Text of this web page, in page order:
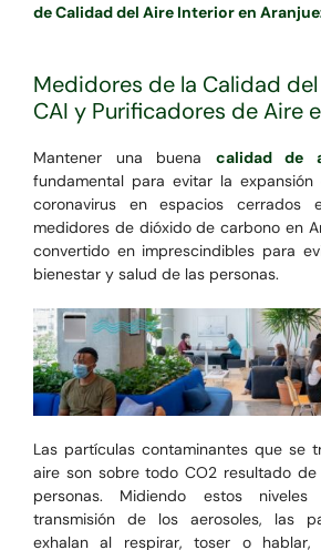
de Calidad del Aire Interior en
Medidores de la Calidad
CAI y Purificadores de Aire
Mantener una buena calidad de
fundamental para evitar la
coronavirus en espacios cerrados
medidores de dióxido de carbono en
convertido en imprescindibles para
bienestar y salud de las personas.
Las partículas contaminantes que se
aire son sobre todo CO2 resultado
personas. Midiendo estos
transmisión de los aerosoles, las
exhalan al respirar, toser o